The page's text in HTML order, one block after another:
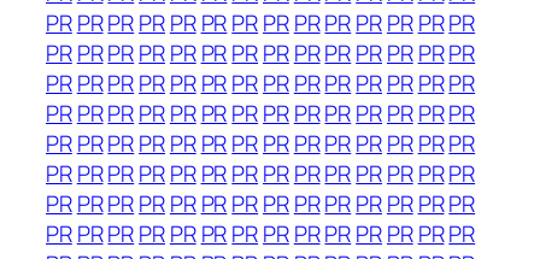
PRPRPRPRPR PRPRPRPRPRPRPR PRPR
PRPRPRPRPR PRPRPRPRPRPRPR PRPR
PRPRPRPRPR PRPRPRPRPRPRPR PRPR
PRPRPRPRPR PRPRPRPRPRPRPR PRPR
PRPRPRPRPR PRPRPRPRPRPRPR PRPR
PRPRPRPRPR PRPRPRPRPRPRPR PRPR
PRPRPRPRPR PRPRPRPRPRPRPR PRPR
PRPRPRPRPR PRPRPRPRPRPRPR PRPR